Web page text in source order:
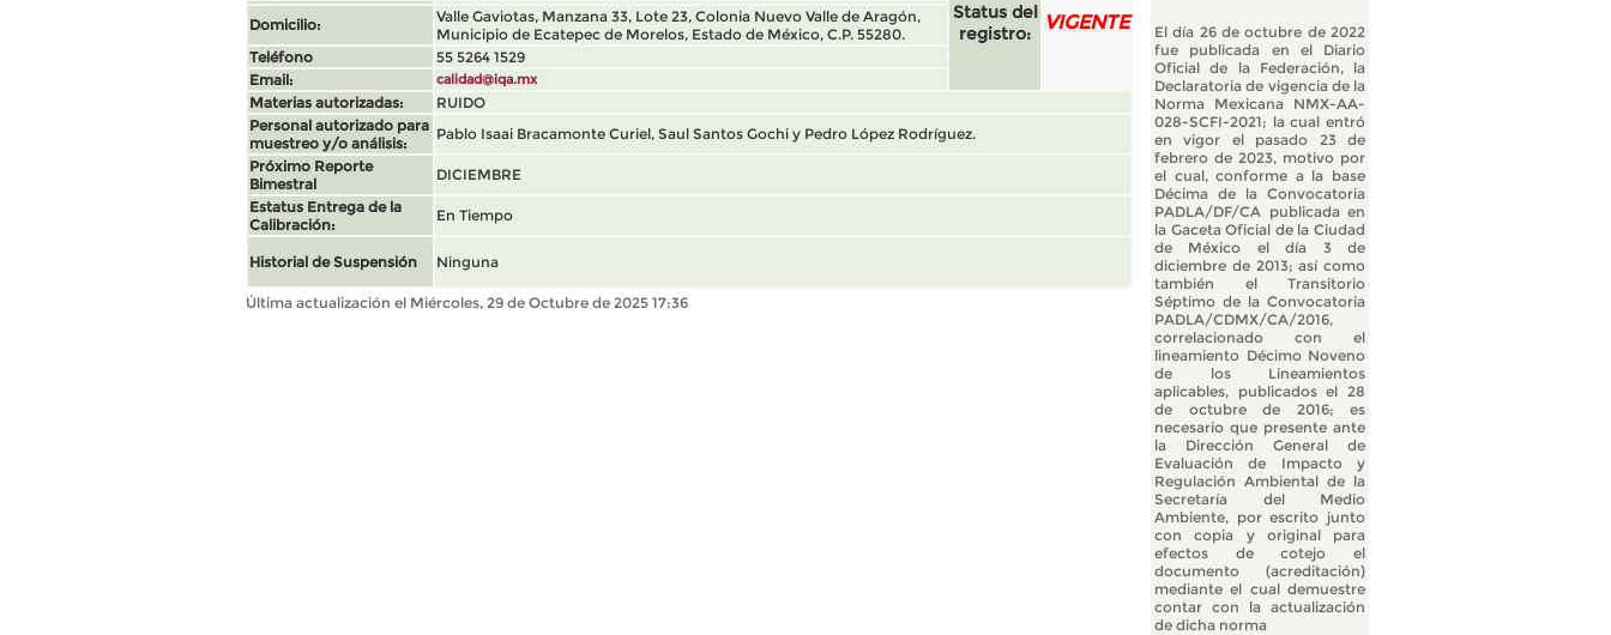
Status del
registro:
VIGENTE
Domicilio:
Valle Gaviotas, Manzana 33, Lote 23, Colonia Nuevo Valle de Aragón,
Municipio de Ecatepec de Morelos, Estado de México, C.P. 55280.
Teléfono
55 5264 1529
Email:
calidad@iqa.mx
Materias autorizadas:
RUIDO
Personal autorizado para
muestreo y/o análisis:
Pablo Isaai Bracamonte Curiel, Saul Santos Gochi y Pedro López Rodríguez.
Próximo Reporte
Bimestral
DICIEMBRE
Estatus Entrega de la
Calibración:
En Tiempo
Historial de Suspensión Ninguna
Última actualización el Miércoles, 29 de Octubre de 2025 17:36
El día 26 de octubre de 2022
fue publicada en el Diario
Oficial de la Federación, la
Declaratoria de vigencia de la
Norma Mexicana NMX-AA-
028-SCFI-2021; la cual entró
en vigor el pasado 23 de
febrero de 2023, motivo por
el cual, conforme a la base
Décima de la Convocatoria
PADLA/DF/CA publicada en
la Gaceta Oficial de la Ciudad
de México el día 3 de
diciembre de 2013; así como
también el Transitorio
Séptimo de la Convocatoria
PADLA/CDMX/CA/2016,
correlacionado con el
lineamiento Décimo Noveno
de los Lineamientos
aplicables, publicados el 28
de octubre de 2016; es
necesario que presente ante
la Dirección General de
Evaluación de Impacto y
Regulación Ambiental de la
Secretaría del Medio
Ambiente, por escrito junto
con copia y original para
efectos de cotejo el
documento (acreditación)
mediante el cual demuestre
contar con la actualización
de dicha norma